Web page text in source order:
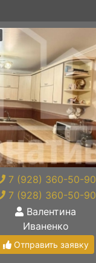
7 (928) 360-50-90
7 (928) 360-50-90
Валентина
Иваненко
Отправить заявку